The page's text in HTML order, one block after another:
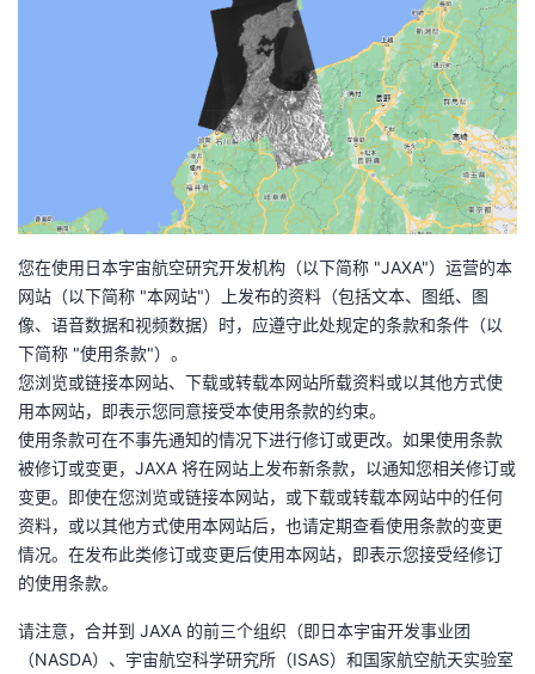
堂
我
的
课
程
我
的
认
证
我
的
实
验
我
的
收
藏
我
的
技
术
支
持
我
的
云
声
建
议
您在使用日本宇宙航空研究开发机构（以下简称 "JAXA"）运营的本
网站（以下简称 "本网站"）上发布的资料（包括文本、图纸、图
像、语音数据和视频数据）时，应遵守此处规定的条款和条件（以
下简称 "使用条款"）。
您浏览或链接本网站、下载或转载本网站所载资料或以其他方式使
用本网站，即表示您同意接受本使用条款的约束。
使用条款可在不事先通知的情况下进行修订或更改。如果使用条款
被修订或变更，JAXA 将在网站上发布新条款，以通知您相关修订或
变更。即使在您浏览或链接本网站，或下载或转载本网站中的任何
资料，或以其他方式使用本网站后，也请定期查看使用条款的变更
情况。在发布此类修订或变更后使用本网站，即表示您接受经修订
的使用条款。
请注意，合并到 JAXA 的前三个组织（即日本宇宙开发事业团
（NASDA）、宇宙航空科学研究所（ISAS）和国家航空航天实验室